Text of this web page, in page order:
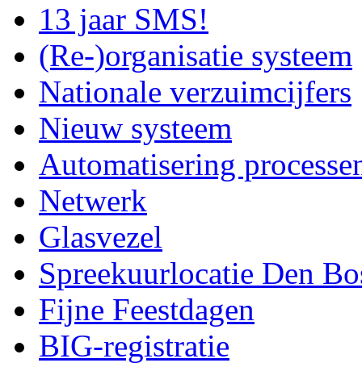
13 jaar SMS!
(Re-)organisatie systeem
Nationale verzuimcijfers
Nieuw systeem
Automatisering
Netwerk
Glasvezel
Spreekuurlocatie Den
Fijne Feestdagen
BIG-registratie